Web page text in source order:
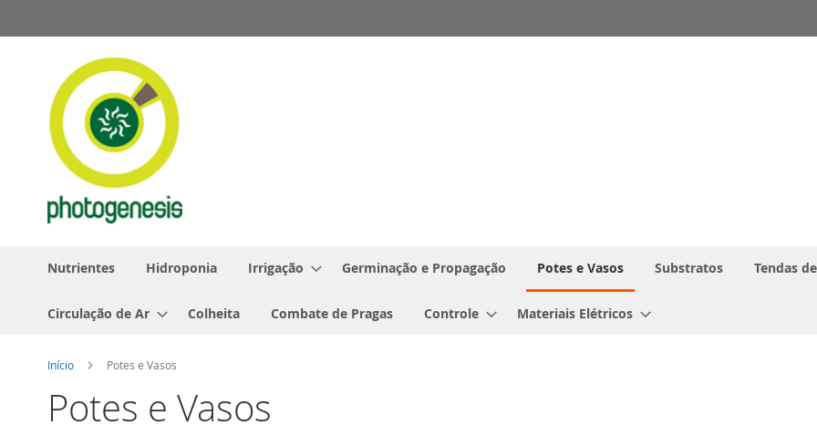
para
conteúdo
Nutrientes Hidroponia Irrigação Germinação e Propagação Potes e Vasos Substratos Tendas
Circulação de Ar Colheita Combate de Pragas Controle Materiais Elétricos
Início Potes e Vasos
Potes e Vasos